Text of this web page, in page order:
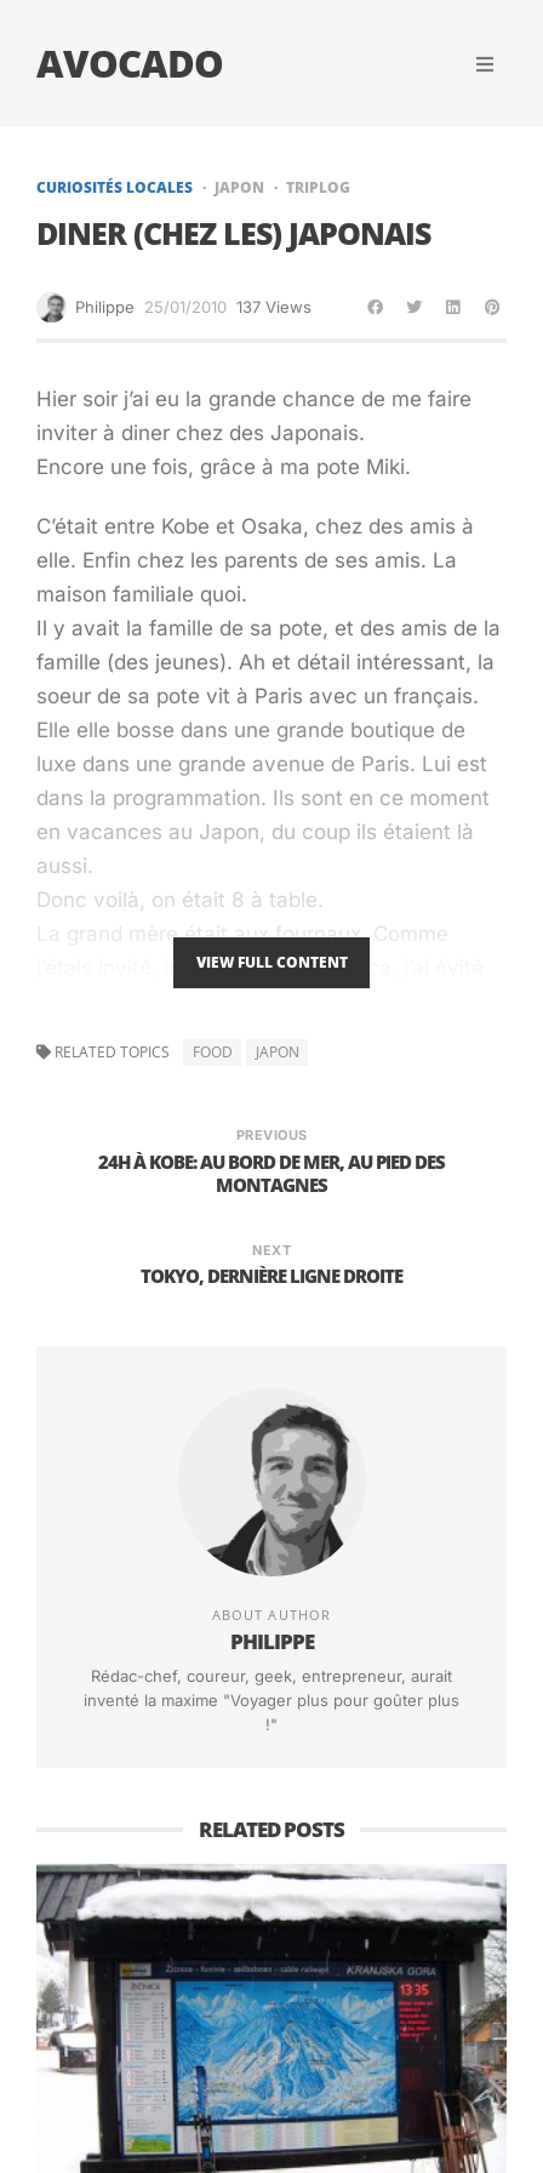
AVOCADO
CURIOSITÉS LOCALES JAPON TRIPLOG
DINER (CHEZ LES) JAPONAIS
Philippe 25/01/2010 137 Views
Hier soir j’ai eu la grande chance de me faire
inviter à diner chez des Japonais.
Encore une fois, grâce à ma pote Miki.
C’était entre Kobe et Osaka, chez des amis à
elle. Enfin chez les parents de ses amis. La
maison familiale quoi.
Il y avait la famille de sa pote, et des amis de la
famille (des jeunes). Ah et détail intéressant, la
soeur de sa pote vit à Paris avec un français.
Elle elle bosse dans une grande boutique de
luxe dans une grande avenue de Paris. Lui est
dans la programmation. Ils sont en ce moment
en vacances au Japon, du coup ils étaient là
aussi.
Donc voilà, on était 8 à table.
La grand mère était aux fournaux. Comme
j’étais invité, inconnu tout ça tout ça, j’ai évité
Donc une très belle table.
On retrouve le pot de baguettes au milieu (tu es
rouge, j’était sous le charme.
Shirako
VIEW FULL CONTENT
RELATED TOPICS FOOD JAPON
PREVIOUS
24H À KOBE: AU BORD DE MER, AU PIED DES
MONTAGNES
NEXT
TOKYO, DERNIÈRE LIGNE DROITE
ABOUT AUTHOR
PHILIPPE
Rédac-chef, coureur, geek, entrepreneur, aurait
inventé la maxime "Voyager plus pour goûter plus
!"
RELATED POSTS